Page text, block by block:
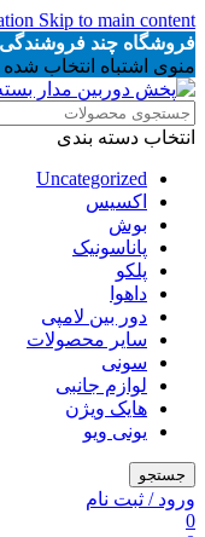
Skip to main content
فروشگاه چند فروشندگی
منوی اشتباه انتخاب شده
انتخاب دسته بندی
Uncategorized
اکسیس
بوش
پاناسونیک
پلکو
داهوا
دور بین لامپی
سایر محصولات
سونی
لوازم جانبی
هایک ویژن
یونی ویو
جستجو
ورود / ثبت نام
0